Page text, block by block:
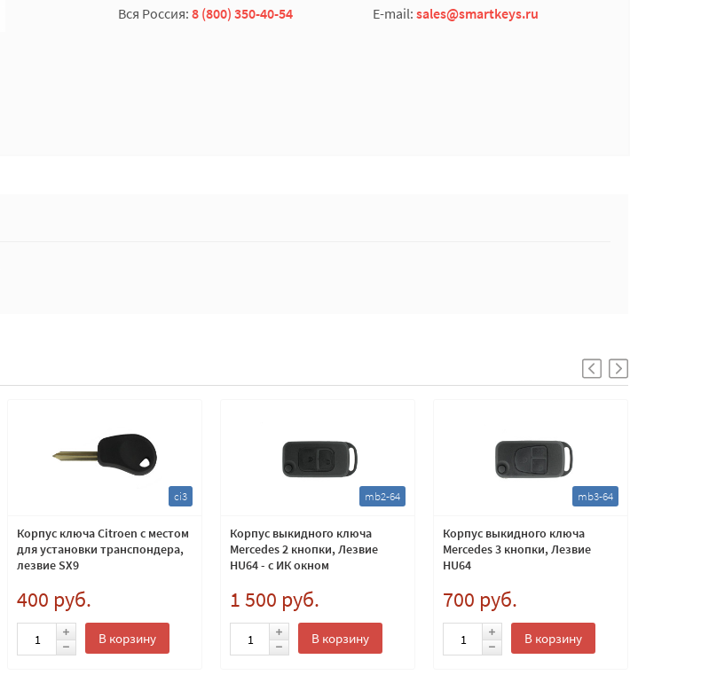
Вся Россия: 8 (800) 350-40-54 E-mail: sales@smartkeys.ru
ci3
Корпус ключа Citroen с местом
для установки транспондера,
лезвие SX9
400 руб.
В корзину
mb2-64
Корпус выкидного ключа
Mercedes 2 кнопки, Лезвие
HU64 - c ИК окном
1 500 руб.
В корзину
mb3-64
Корпус выкидного ключа
Mercedes 3 кнопки, Лезвие
HU64
700 руб.
В корзину